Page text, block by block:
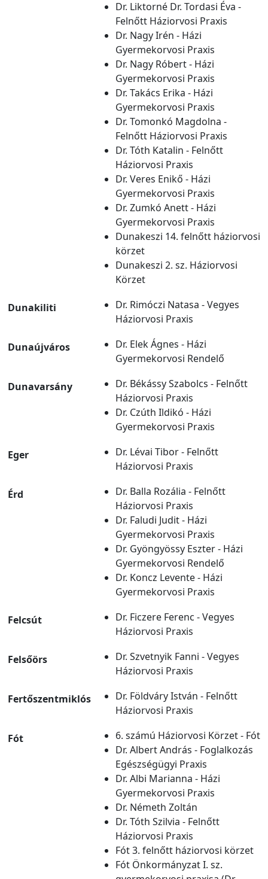
Dr. Liktorné Dr. Tordasi Éva -
Felnőtt Háziorvosi Praxis
Dr. Nagy Irén - Házi
Gyermekorvosi Praxis
Dr. Nagy Róbert - Házi
Gyermekorvosi Praxis
Dr. Takács Erika - Házi
Gyermekorvosi Praxis
Dr. Tomonkó Magdolna -
Felnőtt Háziorvosi Praxis
Dr. Tóth Katalin - Felnőtt
Háziorvosi Praxis
Dr. Veres Enikő - Házi
Gyermekorvosi Praxis
Dr. Zumkó Anett - Házi
Gyermekorvosi Praxis
Dunakeszi 14. felnőtt háziorvosi
körzet
Dunakeszi 2. sz. Háziorvosi
Körzet
Dunakiliti
Dr. Rimóczi Natasa - Vegyes
Háziorvosi Praxis
Dunaújváros
Dr. Elek Ágnes - Házi
Gyermekorvosi Rendelő
Dunavarsány
Dr. Békássy Szabolcs - Felnőtt
Háziorvosi Praxis
Dr. Czúth Ildikó - Házi
Gyermekorvosi Praxis
Eger
Dr. Lévai Tibor - Felnőtt
Háziorvosi Praxis
Érd
Dr. Balla Rozália - Felnőtt
Háziorvosi Praxis
Dr. Faludi Judit - Házi
Gyermekorvosi Praxis
Dr. Gyöngyössy Eszter - Házi
Gyermekorvosi Rendelő
Dr. Koncz Levente - Házi
Gyermekorvosi Praxis
Felcsút
Dr. Ficzere Ferenc - Vegyes
Háziorvosi Praxis
Felsőörs
Dr. Szvetnyik Fanni - Vegyes
Háziorvosi Praxis
Fertőszentmiklós
Dr. Földváry István - Felnőtt
Háziorvosi Praxis
Fót
6. számú Háziorvosi Körzet - Fót
Dr. Albert András - Foglalkozás
Egészségügyi Praxis
Dr. Albi Marianna - Házi
Gyermekorvosi Praxis
Dr. Németh Zoltán
Dr. Tóth Szilvia - Felnőtt
Háziorvosi Praxis
Fót 3. felnőtt háziorvosi körzet
Fót Önkormányzat I. sz.